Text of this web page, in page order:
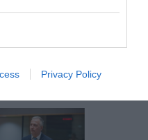
Privacy Policy